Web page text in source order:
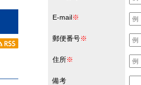
E-mail※
郵便番号※
住所※
備考